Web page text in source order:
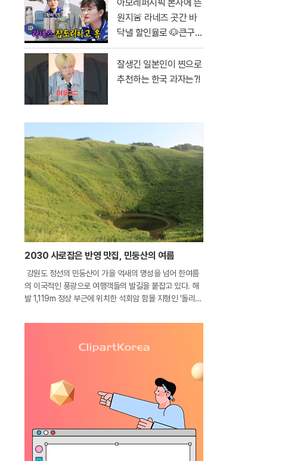
아모레퍼시픽 본사에 뜬
원지🚨 라네즈 곳간 바
닥낼 할인율로 🐶큰구매
가자ㅏㅏㅏ [단종되면
가만안둠 EP.2]
잘생긴 일본인이 찐으로
추천하는 한국 과자는?!
2030 사로잡은 반영 맛집, 민둥산의 여름
강원도 정선의 민둥산이 가을 억새의 명성을 넘어 한여름
의 이국적인 풍광으로 여행객들의 발길을 붙잡고 있다. 해
발 1,119m 정상 부근에 위치한 석회암 함몰 지형인 '돌리
타면서부터다. 석회암 지대의 갈라진 틈으로 빗물이 스며